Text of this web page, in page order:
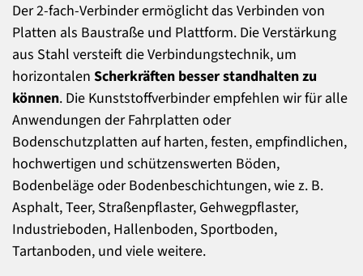
Der 2-fach-Verbinder ermöglicht das Verbinden von
Platten als Baustraße und Plattform. Die Verstärkung
aus Stahl versteift die Verbindungstechnik, um
horizontalen Scherkräften besser standhalten zu
können. Die Kunststoffverbinder empfehlen wir für alle
Anwendungen der Fahrplatten oder
Bodenschutzplatten auf harten, festen, empfindlichen,
hochwertigen und schützenswerten Böden,
Bodenbeläge oder Bodenbeschichtungen, wie z. B.
Asphalt, Teer, Straßenpflaster, Gehwegpflaster,
Industrieboden, Hallenboden, Sportboden,
Tartanboden, und viele weitere.